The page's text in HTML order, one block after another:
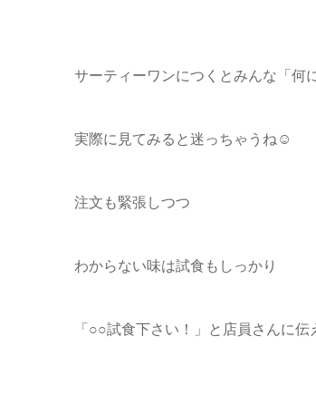
サーティーワンにつくとみんな「何
実際に見てみると迷っちゃうね☺
注文も緊張しつつ
わからない味は試食もしっかり
「○○試食下さい！」と店員さんに